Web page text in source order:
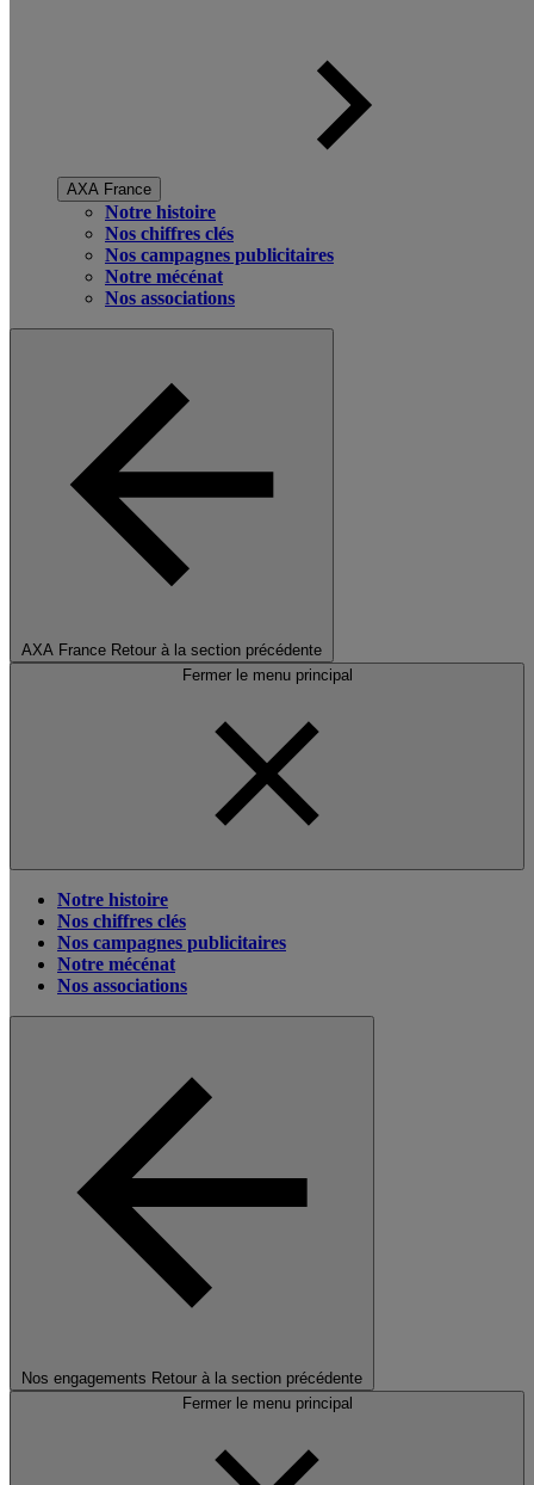
AXA France
Notre histoire
Nos chiffres clés
Nos campagnes publicitaires
Notre mécénat
Nos associations
AXA France Retour à la section précédente
Fermer le menu principal
Notre histoire
Nos chiffres clés
Nos campagnes publicitaires
Notre mécénat
Nos associations
Nos engagements Retour à la section précédente
Fermer le menu principal